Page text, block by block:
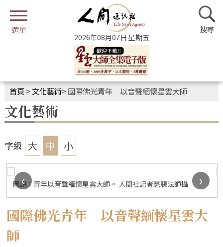
2026年08月07日 星期五
首頁 >文化藝術>國際佛光青年 以音聲緬懷星雲大師
文化藝術
字級 大 中 小
圖說：慧傳法師帶領青年唱〈四海都有佛光人〉。 人間社記者慧
裴攝
‹
›
國際佛光青年 以音聲緬懷星雲大
師